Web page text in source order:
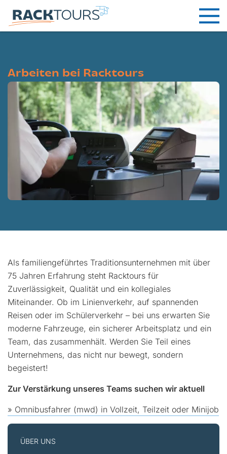
Arbeiten bei Racktours
Als familiengeführtes Traditionsunternehmen mit über
75 Jahren Erfahrung steht Racktours für
Zuverlässigkeit, Qualität und ein kollegiales
Miteinander. Ob im Linienverkehr, auf spannenden
Reisen oder im Schülerverkehr – bei uns erwarten Sie
moderne Fahrzeuge, ein sicherer Arbeitsplatz und ein
Team, das zusammenhält. Werden Sie Teil eines
Unternehmens, das nicht nur bewegt, sondern
begeistert!
Zur Verstärkung unseres Teams suchen wir aktuell
» Omnibusfahrer (mwd) in Vollzeit, Teilzeit oder Minijob
ÜBER UNS